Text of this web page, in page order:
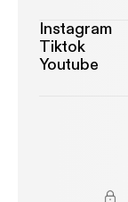
Instagram
Tiktok
Youtube